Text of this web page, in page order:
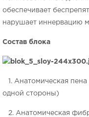
обеспечивает
нарушает иннервацию
Состав блока
1. Анатомическая
одной стороны)
2. Анатомическая